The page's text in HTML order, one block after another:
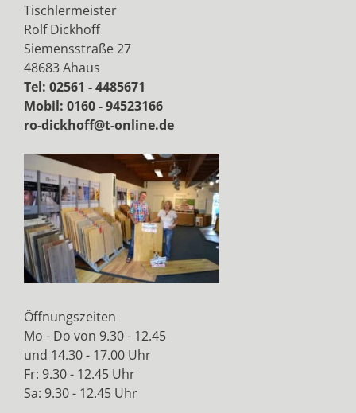
Tischlermeister
Rolf Dickhoff
Siemensstraße 27
48683 Ahaus
Tel: 02561 - 4485671
Mobil: 0160 - 94523166
ro-dickhoff@t-online.de
Öffnungszeiten
Mo - Do von 9.30 - 12.45
und 14.30 - 17.00 Uhr
Fr: 9.30 - 12.45 Uhr
Sa: 9.30 - 12.45 Uhr